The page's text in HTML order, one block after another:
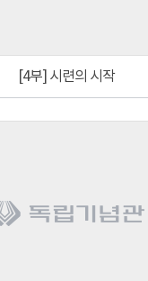
[4부] 시련의 시작